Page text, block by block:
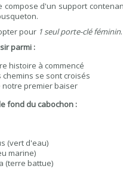
compose d'un support
pour 1 seul porte-clé féminin
parmi :
histoire à commencé
chemins se sont croisés
notre premier baiser
fond du cabochon :
(vert d'eau)
marine)
(terre battue)